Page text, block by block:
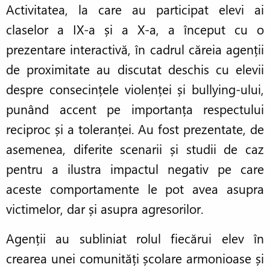
Activitatea, la care au participat elevi ai
claselor a IX-a și a X-a, a început cu o
prezentare interactivă, în cadrul căreia agenții
de proximitate au discutat deschis cu elevii
despre consecințele violenței și bullying-ului,
punând accent pe importanța respectului
reciproc și a toleranței. Au fost prezentate, de
asemenea, diferite scenarii și studii de caz
pentru a ilustra impactul negativ pe care
aceste comportamente le pot avea asupra
victimelor, dar și asupra agresorilor.
Agenții au subliniat rolul fiecărui elev în
crearea unei comunități școlare armonioase și